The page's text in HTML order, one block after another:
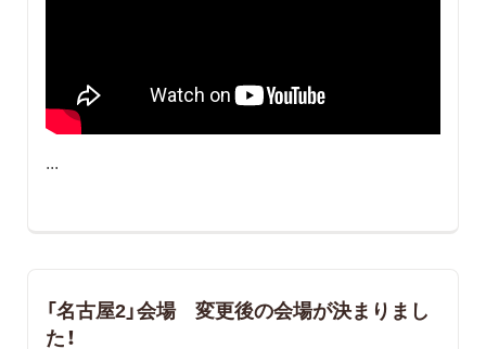
...
「名古屋2」会場 変更後の会場が決まりまし
た！